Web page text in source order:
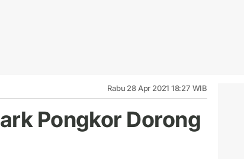
Rabu 28 Apr 2021 18:27 WIB
Pongkor Dorong